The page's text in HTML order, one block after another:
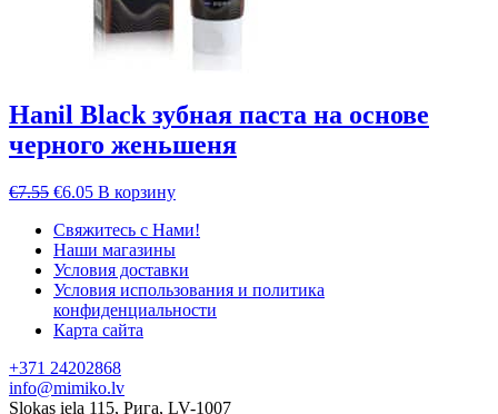
Hanil Black зубная паста на основе
черного женьшеня
€7.55 Первоначальная
составляла
€7.55.
€6.05Текущая
€6.05.
В корзину
Свяжитесь с Нами!
Наши магазины
Условия доставки
Условия использования и политика
конфиденциальности
Карта сайта
+371 24202868
info@mimiko.lv
Slokas iela 115, Рига, LV-1007